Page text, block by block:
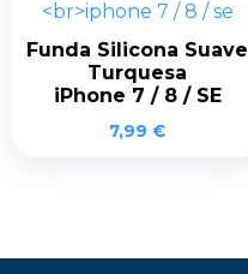
Funda Silicona Suave
Turquesa
iPhone 7 / 8 / SE
7,99 €